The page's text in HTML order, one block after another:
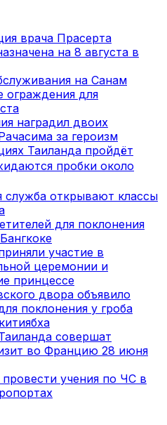
врача Прасерта
на 8 августа в
на Санам
ограждения для
наградил двоих
за героизм
Таиланда пройдёт
пробки около
открывают классы
для поклонения
участие в
церемонии и
принцессе
двора объявило
поклонения у гроба
совершат
во Францию 28 июня
учения по ЧС в